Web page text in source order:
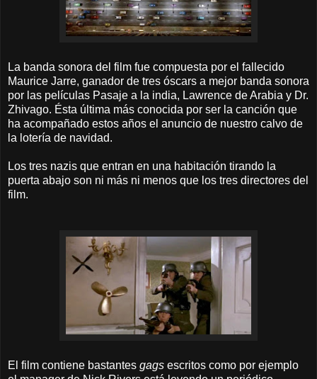
La banda sonora del film fue compuesta por el fallecido
Maurice Jarre, ganador de tres óscars a mejor banda sonora
por las películas Pasaje a la india, Lawrence de Arabia y Dr.
Zhivago. Ésta última más conocida por ser la canción que
ha acompañado estos años el anuncio de nuestro calvo de
la lotería de navidad.
Los tres nazis que entran en una habitación tirando la
puerta abajo son ni más ni menos que los tres directores del
film.
El film contiene bastantes gags escritos como por ejemplo